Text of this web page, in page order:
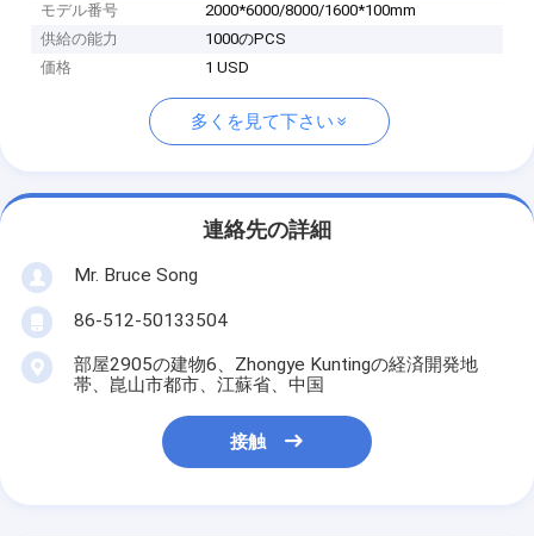
モデル番号
2000*6000/8000/1600*100mm
供給の能力
1000のPCS
価格
1 USD
多くを見て下さい
連絡先の詳細
Mr. Bruce Song
86-512-50133504
部屋2905の建物6、Zhongye Kuntingの経済開発地
帯、崑山市都市、江蘇省、中国
接触